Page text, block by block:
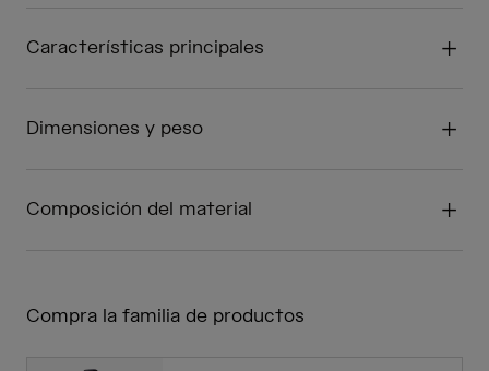
Características principales
Dimensiones y peso
Composición del material
Compra la familia de productos